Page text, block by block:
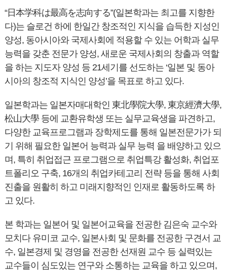
“日本学科は最高を志向する”(일본학과는 최고를 지향한
다)는 슬로건 하에 한일간 창조적인 지식을 습득한 지성인
양성, 동아시아와 국제사회에 적용할 수 있는 어학과 실무
능력을 갖춘 전문가 양성, 새로운 국제사회의 창출과 역할
을 하는 지도자 양성 등 21세기를 선도하는 ‘일본 및 동아
시아의 창조적 지식인 양성’을 목표로 하고 있다.
일본학과는 일본자매대학인 東北學院大學, 東京經濟大學,
松山大學 등에 교환유학생 또는 실무교육생을 파견하고,
다양한 교육프로그램과 장학제도를 통해 일본전문가가 되
기 위해 필요한 일본어 능력과 실무 능력 을 배양하고 있으
며, 특히 취업접근 프로그램으로 취업특강 활성화, 취업포
트폴리오 구축, 16개의 취업카테고리 전략 등을 통해 사회
진출을 원활히 하고 미래지향적인 인재로 활동하도록 하
고 있다.
본 학과는 일본어 및 일본어교육을 전공한 김은숙 교수와
모치다 유미코 교수, 일본사회 및 문화를 전공한 구견서 교
수, 일본경제 및 경영을 전공한 선재원 교수 등 실력있는
교수들이 심도있는 연구와 소통하는 교육을 하고 있으며,